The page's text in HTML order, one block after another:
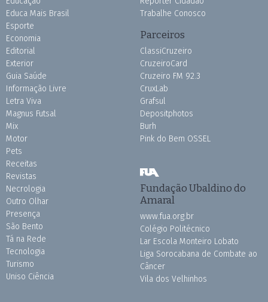
Educa Mais Brasil
Esporte
Economia
Editorial
Exterior
Guia Saúde
Informação Livre
Letra Viva
Magnus Futsal
Mix
Motor
Pets
Receitas
Revistas
Necrologia
Outro Olhar
Presença
São Bento
Tá na Rede
Tecnologia
Turismo
Uniso Ciência
Trabalhe Conosco
Parceiros
ClassiCruzeiro
CruzeiroCard
Cruzeiro FM 92.3
CruxLab
Grafsul
Depositphotos
Burh
Pink do Bem OSSEL
Fundação Ubaldino do
Amaral
www.fua.org.br
Colégio Politécnico
Lar Escola Monteiro Lobato
Liga Sorocabana de Combate ao
Câncer
Vila dos Velhinhos